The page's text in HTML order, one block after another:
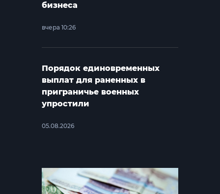
бизнеса
вчера 10:26
Порядок единовременных
выплат для раненных в
приграничье военных
упростили
05.08.2026